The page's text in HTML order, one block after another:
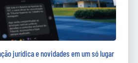
jurídica e novidades em um só lugar